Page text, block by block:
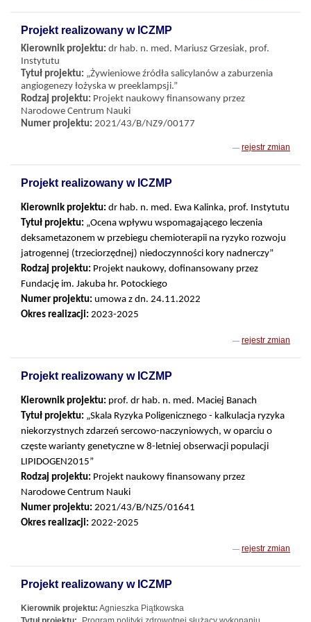
Projekt realizowany w ICZMP
Kierownik projektu: dr hab. n. med. Mariusz Grzesiak, prof.
Instytutu
Tytuł projektu: „Żywieniowe źródła salicylanów a zaburzenia
angiogenezy łożyska w preeklampsji.”
Rodzaj projektu: Projekt naukowy finansowany przez
Narodowe Centrum Nauki
Numer projektu: 2021/43/B/NZ9/00177
rejestr zmian
Projekt realizowany w ICZMP
Kierownik projektu: dr hab. n. med. Ewa Kalinka, prof. Instytutu
Tytuł projektu: „Ocena wpływu wspomagającego leczenia
deksametazonem w przebiegu chemioterapii na ryzyko rozwoju
jatrogennej (trzeciorzędnej) niedoczynności kory nadnerczy”
Rodzaj projektu: Projekt naukowy, dofinansowany przez
Fundację im. Jakuba hr. Potockiego
Numer projektu: umowa z dn. 24.11.2022
Okres realizacji: 2023-2025
rejestr zmian
Projekt realizowany w ICZMP
Kierownik projektu: prof. dr hab. n. med. Maciej Banach
Tytuł projektu: „Skala Ryzyka Poligenicznego - kalkulacja ryzyka
niekorzystnych zdarzeń sercowo-naczyniowych, w oparciu o
częste warianty genetyczne w 8-letniej obserwacji populacji
LIPIDOGEN2015”
Rodzaj projektu: Projekt naukowy finansowany przez
Narodowe Centrum Nauki
Numer projektu: 2021/43/B/NZ5/01641
Okres realizacji: 2022-2025
rejestr zmian
Projekt realizowany w ICZMP
Kierownik projektu: Agnieszka Piątkowska